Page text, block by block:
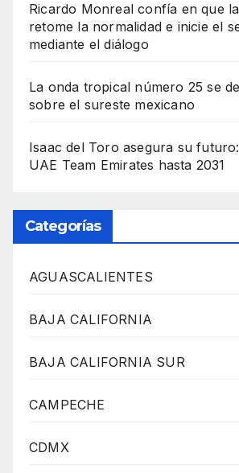
Ricardo Monreal confía en que
retome la normalidad e inicie el
mediante el diálogo
La onda tropical número 25 se
sobre el sureste mexicano
Isaac del Toro asegura su
UAE Team Emirates hasta 2031
Categorías
AGUASCALIENTES
BAJA CALIFORNIA
BAJA CALIFORNIA SUR
CAMPECHE
CDMX